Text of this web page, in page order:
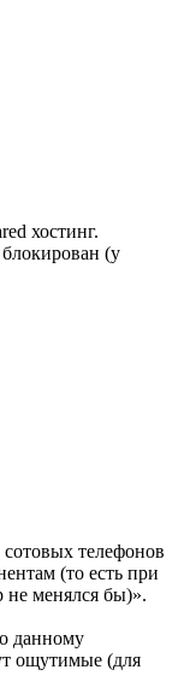
хостинг.
(у
телефонов
(то есть при
не менялся бы)».
данному
ощутимые (для